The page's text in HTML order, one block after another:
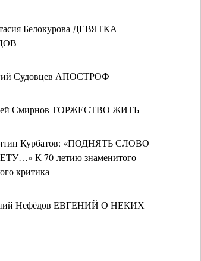
Белокурова ДЕВЯТКА
Судовцев АПОСТРОФ
Смирнов ТОРЖЕСТВО ЖИТЬ
Курбатов: «ПОДНЯТЬ СЛОВО
К 70-летию знаменитого
критика
Нефёдов ЕВГЕНИЙ О НЕКИХ